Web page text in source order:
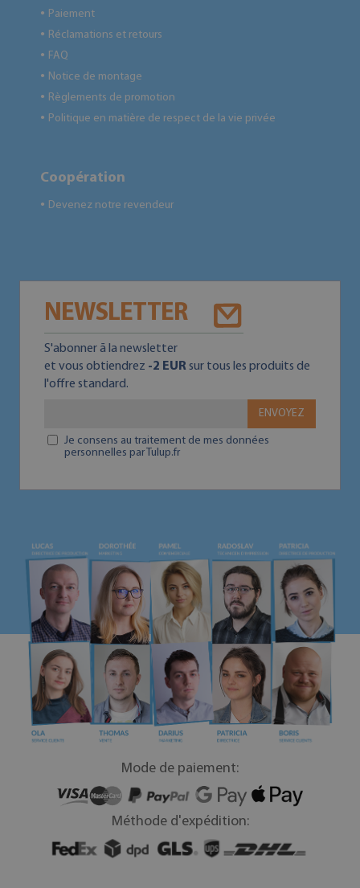
● Paiement
● Réclamations et retours
● FAQ
● Notice de montage
● Règlements de promotion
● Politique en matière de respect de la vie privée
Coopération
● Devenez notre revendeur
NEWSLETTER
S'abonner ā la newsletter
et vous obtiendrez -2 EUR sur tous les produits de
l'offre standard.
ENVOYEZ
Je consens au traitement de mes données
personnelles par Tulup.fr
Mode de paiement:
Méthode d'expédition: